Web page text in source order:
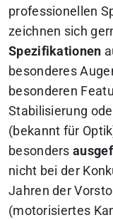
professionellen
zeichnen sich
Spezifikationen
besonderes
besonderen
Stabilisierung
(bekannt für
besonders
nicht bei der
Jahren der
(motorisiertes